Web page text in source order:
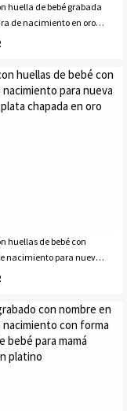
huella de bebé grabada
de nacimiento en oro
huellas de bebé con
nacimiento para nueva
plata chapada en oro